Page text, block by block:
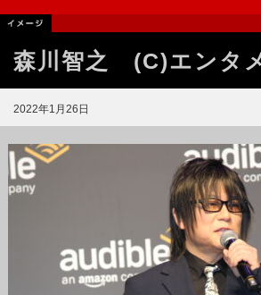
森川智之 (C)エンタ
2022年1月26日